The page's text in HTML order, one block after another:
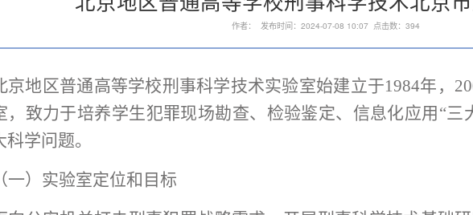
作者： 发布时间：2024-07-08 10:07 点击数： 394
京地区普通高等学校刑事科学技术实验室始建立于1984年 ，
， 致力于培养学生犯罪现场勘查、检验鉴定、信息化应用 “三
科学问题。
（一）实验室定位和目标